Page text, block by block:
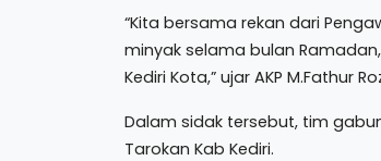
“Kita bersama rekan dari
minyak selama bulan
Kediri Kota,” ujar AKP M.Fathur
Dalam sidak tersebut, tim
Tarokan Kab Kediri.